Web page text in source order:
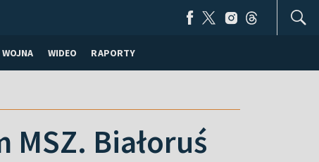
WOJNA WIDEO RAPORTY
Białoruś